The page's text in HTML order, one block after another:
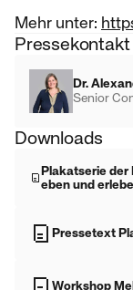
Mehr unter:
Pressekontakt
Dr.
Senior
Downloads
Plakatserie der
eben und
Pressetext
Workshop